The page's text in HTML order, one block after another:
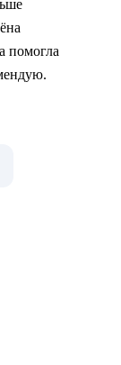
помогла